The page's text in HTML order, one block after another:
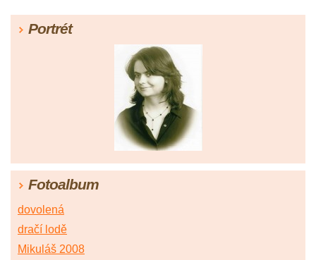
Portrét
Fotoalbum
dovolená
dračí lodě
Mikuláš 2008